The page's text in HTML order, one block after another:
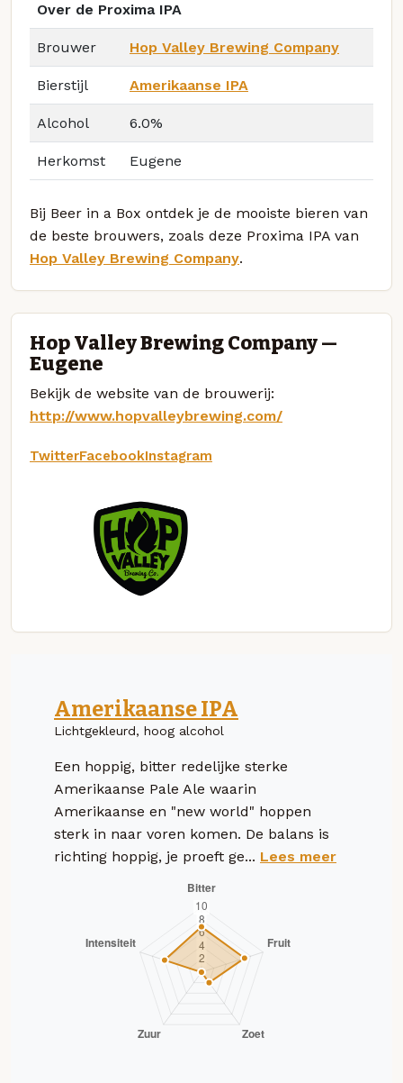
Over de Proxima IPA
Brouwer Hop Valley Brewing Company
Bierstijl Amerikaanse IPA
Alcohol 6.0%
Herkomst Eugene
Bij Beer in a Box ontdek je de mooiste bieren van
de beste brouwers, zoals deze Proxima IPA van
Hop Valley Brewing Company.
Hop Valley Brewing Company —
Eugene
Bekijk de website van de brouwerij:
http://www.hopvalleybrewing.com/
TwitterFacebookInstagram
Amerikaanse IPA
Lichtgekleurd, hoog alcohol
Een hoppig, bitter redelijke sterke
Amerikaanse Pale Ale waarin
Amerikaanse en "new world" hoppen
sterk in naar voren komen. De balans is
richting hoppig, je proeft ge... Lees meer